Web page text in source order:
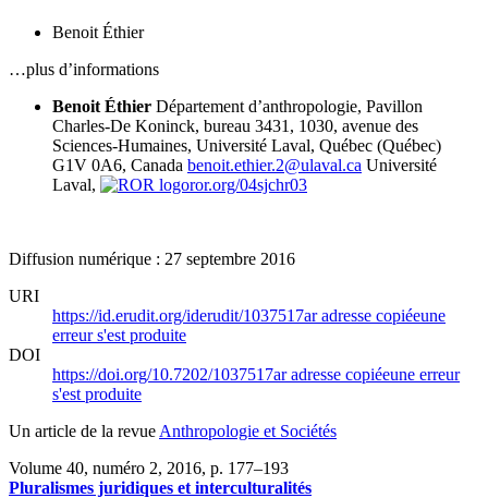
Benoit Éthier
…plus d’informations
Benoit Éthier Département d’anthropologie, Pavillon
Charles-De Koninck, bureau 3431, 1030, avenue des
Sciences-Humaines, Université Laval, Québec (Québec)
G1V 0A6, Canada benoit.ethier.2@ulaval.ca Université
Laval,
ror.org/04sjchr03
Diffusion numérique : 27 septembre 2016
URI
https://id.erudit.org/iderudit/1037517aradresse copiéeune
erreur s'est produite
DOI
https://doi.org/10.7202/1037517aradresse copiéeune erreur
s'est produite
Un article de la revue Anthropologie et Sociétés
Volume 40, numéro 2, 2016, p. 177–193
Pluralismes juridiques et interculturalités